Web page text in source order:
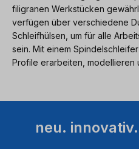
filigranen Werkstücken
verfügen über verschiedene
Schleifhülsen, um für alle
sein. Mit einem
Profile erarbeiten, modellieren
neu.